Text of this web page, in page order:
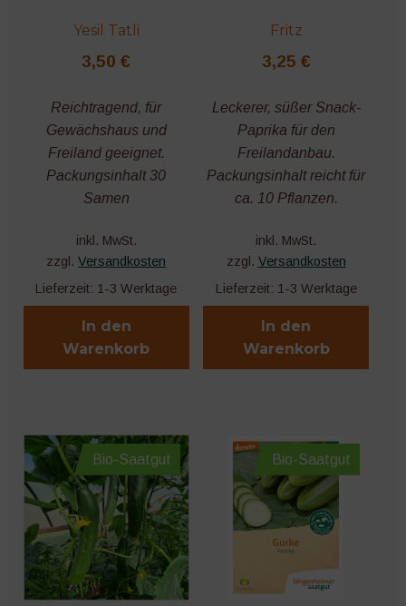
Yesil Tatli
3,50€
Reichtragend, für
Gewächshaus und
Freiland geeignet.
Packungsinhalt 30
Samen
inkl. MwSt.
zzgl.Versandkosten
Lieferzeit: 1-3 Werktage
In den
Warenkorb
Fritz
3,25 €
Leckerer, süßer Snack-
Paprika für den
Freilandanbau.
Packungsinhalt reicht für
ca. 10 Pflanzen.
inkl. MwSt.
zzgl. Versandkosten
Lieferzeit: 1-3 Werktage
In den
Warenkorb
Bio-Saatgut Bio-Saatgut